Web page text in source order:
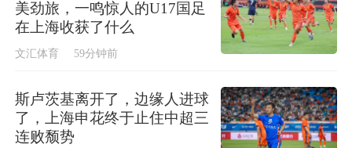
美劲旅，一鸣惊人的U17国足
在上海收获了什么
文汇体育 59分钟前
斯卢茨基离开了，边缘人进球
了，上海申花终于止住中超三
连败颓势